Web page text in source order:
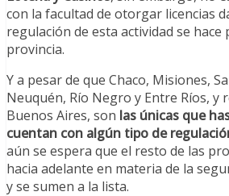
con la facultad de otorgar licencias
regulación de esta actividad se
provincia.
Y a pesar de que Chaco, Misiones,
Neuquén, Río Negro y Entre Ríos, y
Buenos Aires, son las únicas que
cuentan con algún tipo de
aún se espera que el resto de las
hacia adelante en materia de la
y se sumen a la lista.